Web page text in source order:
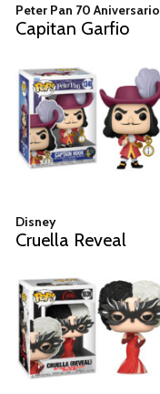
Peter Pan 70 Aniversario
Capitan Garfio
Disney
Cruella Reveal